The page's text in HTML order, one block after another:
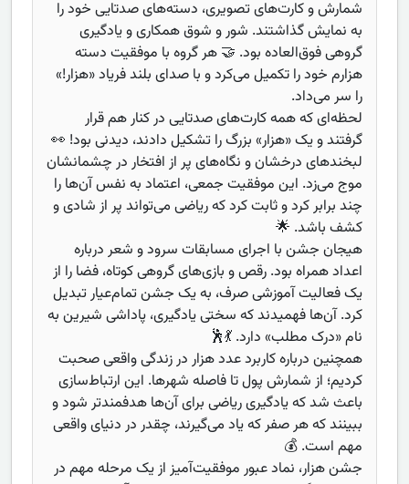
شمارش و کارت‌های تصویری، دسته‌های صدتایی خود را
به نمایش گذاشتند. شور و شوق همکاری و یادگیری
گروهی فوق‌العاده بود. 🤝 هر گروه با موفقیت دسته
هزارم خود را تکمیل می‌کرد و با صدای بلند فریاد «هزار!»
را سر می‌داد.
لحظه‌ای که همه کارت‌های صدتایی در کنار هم قرار
گرفتند و یک «هزار» بزرگ را تشکیل دادند، دیدنی بود! 👀
لبخندهای درخشان و نگاه‌های پر از افتخار در چشمانشان
موج می‌زد. این موفقیت جمعی، اعتماد به نفس آن‌ها را
چند برابر کرد و ثابت کرد که ریاضی می‌تواند پر از شادی و
کشف باشد. 🌟
هیجان جشن با اجرای مسابقات سرود و شعر درباره
اعداد همراه بود. رقص و بازی‌های گروهی کوتاه، فضا را از
یک فعالیت آموزشی صرف، به یک جشن تمام‌عیار تبدیل
کرد. آن‌ها فهمیدند که سختی یادگیری، پاداشی شیرین به
نام «درک مطلب» دارد. 💃🕺
همچنین درباره کاربرد عدد هزار در زندگی واقعی صحبت
کردیم؛ از شمارش پول تا فاصله شهرها. این ارتباط‌سازی
باعث شد که یادگیری ریاضی برای آن‌ها هدفمندتر شود و
ببینند که هر صفر که یاد می‌گیرند، چقدر در دنیای واقعی
مهم است. 💰
جشن هزار، نماد عبور موفقیت‌آمیز از یک مرحله مهم در